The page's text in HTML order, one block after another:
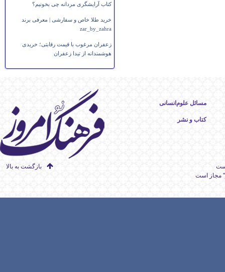
کتاب آرایشگری مردانه چی بخونیم؟
خرید طلا خاص و سفارشی | معرفی برند
zar_by_zahra
زعفران مرغوب با قیمت رقابتی؛ خریدی
هوشمندانه از تیدا زعفران
مسائل علوم‌انسانی
کتاب و نشر
بازگشت به بالا
" مجاز است